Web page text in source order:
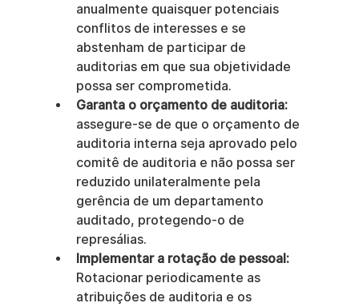
anualmente quaisquer potenciais
conflitos de interesses e se
abstenham de participar de
auditorias em que sua objetividade
possa ser comprometida.
Garanta o orçamento de auditoria:
assegure-se de que o orçamento de
auditoria interna seja aprovado pelo
comitê de auditoria e não possa ser
reduzido unilateralmente pela
gerência de um departamento
auditado, protegendo-o de
represálias.
Implementar a rotação de pessoal:
Rotacionar periodicamente as
atribuições de auditoria e os